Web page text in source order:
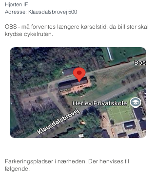
Hjorten IF
Adresse: Klausdalsbrovej 500
OBS - må forventes længere kørselstid, da billister skal
krydse cykelruten.
Parkeringspladser i nærheden. Der henvises til
følgende: